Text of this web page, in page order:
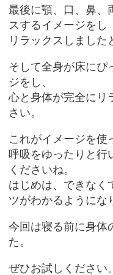
最後に顎、口、鼻、
スするイメージをし
リラックスしました
そして全身が床にぴ
ジをし、
心と身体が完全にリ
さい。
これがイメージを使
呼吸をゆったりと行
くださいね。
はじめは、できなく
ツがわかるようにな
今回は寝る前に身体
た。
ぜひお試しください。